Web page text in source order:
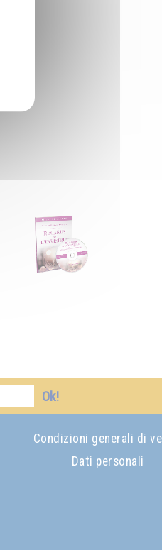
Ok!
Condizioni generali di
Dati personali